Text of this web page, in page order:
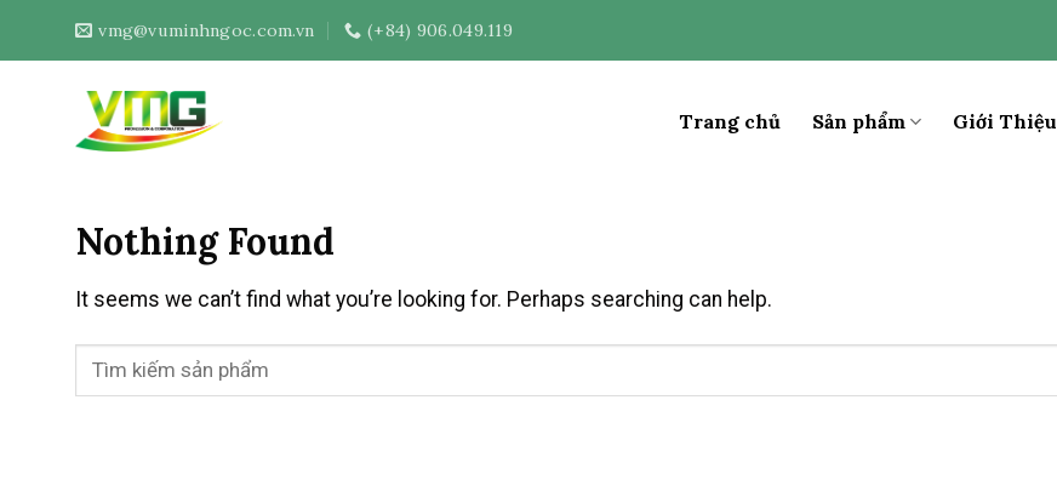
vmg@vuminhngoc.com.vn (+84) 906.049.119
Trang chủ Sản phẩm Giới Thiệu
Nothing Found
It seems we can’t find what you’re looking for. Perhaps searching can help.